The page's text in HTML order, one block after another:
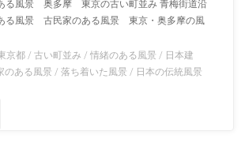
る風景 奥多摩 東京の古い町並み 青梅街道沿
る風景 古民家のある風景 東京・奥多摩の風
京都 /古い町並み /情緒のある風景 / 日本建
のある風景 /落ち着いた風景 / 日本の伝統風景